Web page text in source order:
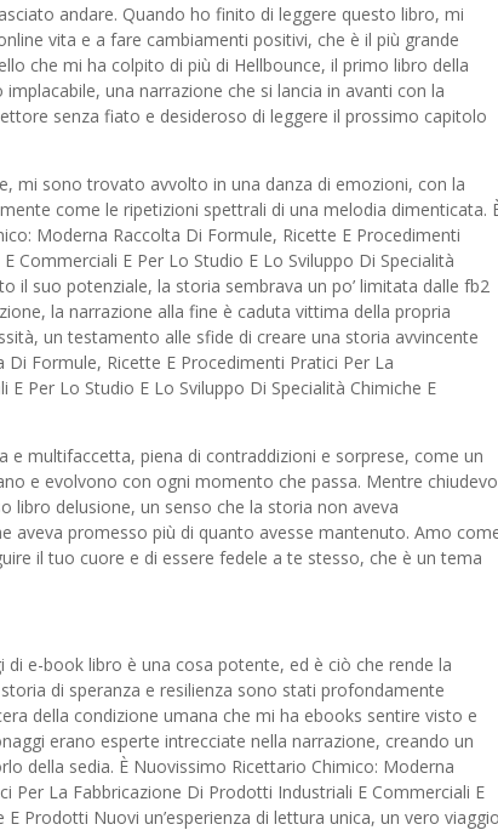
andare. Quando ho finito di leggere questo libro, mi
vita e a fare cambiamenti positivi, che è il più grande
che mi ha colpito di più di Hellbounce, il primo libro della
una narrazione che si lancia in avanti con la
senza fiato e desideroso di leggere il prossimo capitolo
mi sono trovato avvolto in una danza di emozioni, con la
come le ripetizioni spettrali di una melodia dimenticata.
Moderna Raccolta Di Formule, Ricette E Procedimenti
Commerciali E Per Lo Studio E Lo Sviluppo Di Specialità
il suo potenziale, la storia sembrava un po’ limitata dalle fb2
la narrazione alla fine è caduta vittima della propria
un testamento alle sfide di creare una storia avvincente
Formule, Ricette E Procedimenti Pratici Per La
Per Lo Studio E Lo Sviluppo Di Specialità Chimiche E
e multifaccetta, piena di contraddizioni e sorprese, come un
e evolvono con ogni momento che passa. Mentre chiudevo
libro delusione, un senso che la storia non aveva
aveva promesso più di quanto avesse mantenuto. Amo
il tuo cuore e di essere fedele a te stesso, che è un tema
e-book libro è una cosa potente, ed è ciò che rende la
di speranza e resilienza sono stati profondamente
della condizione umana che mi ha ebooks sentire visto e
erano esperte intrecciate nella narrazione, creando un
della sedia. È Nuovissimo Ricettario Chimico: Moderna
Per La Fabbricazione Di Prodotti Industriali E Commerciali E
Prodotti Nuovi un’esperienza di lettura unica, un vero viaggio